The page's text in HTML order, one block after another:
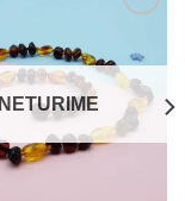
NETURIME